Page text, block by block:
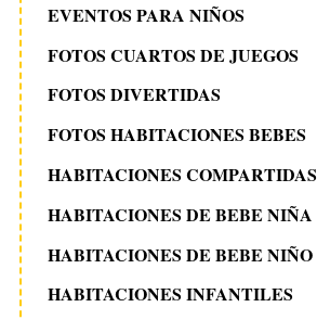
EVENTOS PARA NIÑOS
FOTOS CUARTOS DE JUEGOS
FOTOS DIVERTIDAS
FOTOS HABITACIONES BEBES
HABITACIONES COMPARTIDAS
HABITACIONES DE BEBE NIÑA
HABITACIONES DE BEBE NIÑO
HABITACIONES INFANTILES